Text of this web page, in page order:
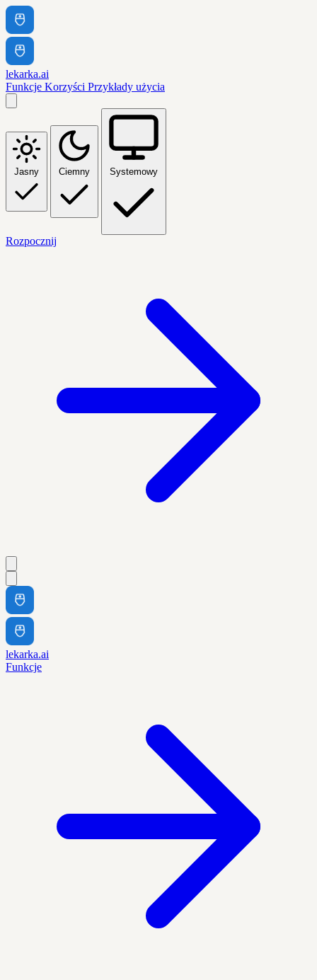
lekarka.ai
Funkcje Korzyści Przykłady użycia
Jasny Ciemny Systemowy
Rozpocznij
lekarka.ai
Funkcje